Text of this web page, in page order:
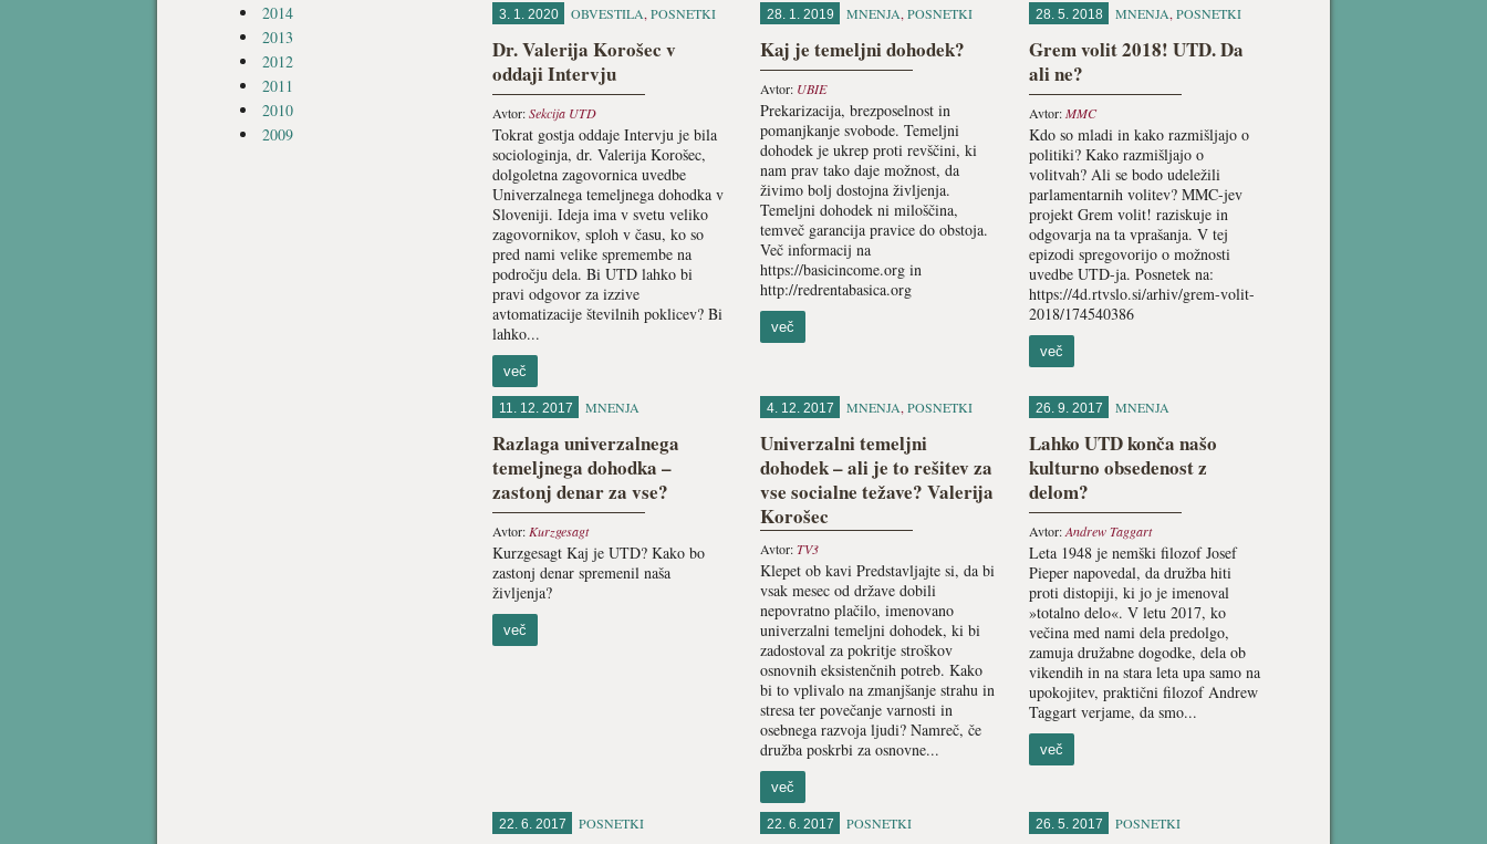
2014
2013
2012
2011
2010
2009
3. 1. 2020 OBVESTILA, POSNETKI
Dr. Valerija Korošec v
oddaji Intervju
Avtor:Sekcija UTD
Tokrat gostja oddaje Intervju je bila
sociologinja, dr. Valerija Korošec,
dolgoletna zagovornica uvedbe
Univerzalnega temeljnega dohodka v
Sloveniji. Ideja ima v svetu veliko
zagovornikov, sploh v času, ko so
pred nami velike spremembe na
področju dela. Bi UTD lahko bi
pravi odgovor za izzive
avtomatizacije številnih poklicev? Bi
lahko...
več
28. 1. 2019 MNENJA, POSNETKI
Kaj je temeljni dohodek?
Avtor: UBIE
Prekarizacija, brezposelnost in
pomanjkanje svobode. Temeljni
dohodek je ukrep proti revščini, ki
nam prav tako daje možnost, da
živimo bolj dostojna življenja.
Temeljni dohodek ni miloščina,
temveč garancija pravice do obstoja.
Več informacij na
https://basicincome.org in
http://redrentabasica.org
več
28. 5. 2018 MNENJA, POSNETKI
Grem volit 2018! UTD. Da
ali ne?
Avtor:MMC
Kdo so mladi in kako razmišljajo o
politiki? Kako razmišljajo o
volitvah? Ali se bodo udeležili
parlamentarnih volitev? MMC-jev
projekt Grem volit! raziskuje in
odgovarja na ta vprašanja. V tej
epizodi spregovorijo o možnosti
uvedbe UTD-ja. Posnetek na:
https://4d.rtvslo.si/arhiv/grem-volit-
2018/174540386
več
11. 12. 2017 MNENJA
Razlaga univerzalnega
temeljnega dohodka –
zastonj denar za vse?
Avtor: Kurzgesagt
Kurzgesagt Kaj je UTD? Kako bo
zastonj denar spremenil naša
življenja?
več
4. 12. 2017 MNENJA, POSNETKI
Univerzalni temeljni
dohodek – ali je to rešitev za
vse socialne težave? Valerija
Korošec
Avtor:TV3
Klepet ob kavi Predstavljajte si, da bi
vsak mesec od države dobili
nepovratno plačilo, imenovano
univerzalni temeljni dohodek, ki bi
zadostoval za pokritje stroškov
osnovnih eksistenčnih potreb. Kako
bi to vplivalo na zmanjšanje strahu in
stresa ter povečanje varnosti in
osebnega razvoja ljudi? Namreč, če
družba poskrbi za osnovne...
več
26. 9. 2017 MNENJA
Lahko UTD konča našo
kulturno obsedenost z
delom?
Avtor:Andrew Taggart
Leta 1948 je nemški filozof Josef
Pieper napovedal, da družba hiti
proti distopiji, ki jo je imenoval
»totalno delo«. V letu 2017, ko
večina med nami dela predolgo,
zamuja družabne dogodke, dela ob
vikendih in na stara leta upa samo na
upokojitev, praktični filozof Andrew
Taggart verjame, da smo...
več
22. 6. 2017 POSNETKI 22. 6. 2017 POSNETKI 26. 5. 2017 POSNETKI